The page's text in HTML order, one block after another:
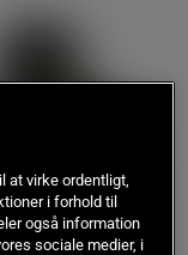
at virke ordentligt,
i forhold til
også information
sociale medier, i